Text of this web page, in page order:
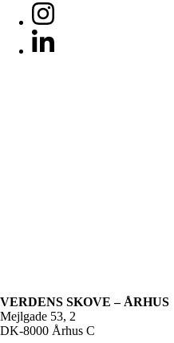
VERDENS SKOVE – ÅRHUS
Mejlgade 53, 2
DK-8000 Århus C